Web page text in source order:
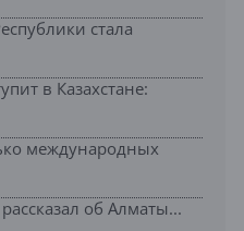
стала
в Казахстане:
международных
об Алматы...